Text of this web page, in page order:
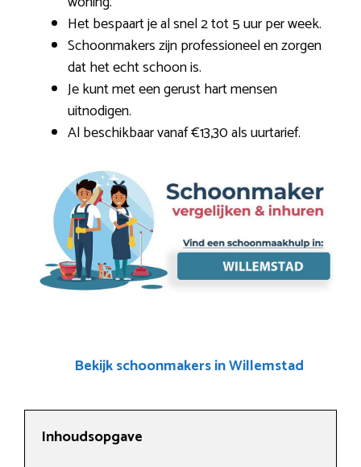
Het bespaart je al snel 2 tot 5 uur per week.
Schoonmakers zijn professioneel en zorgen
dat het echt schoon is.
Je kunt met een gerust hart mensen
uitnodigen.
Al beschikbaar vanaf €13,30 als uurtarief.
Bekijk schoonmakers in Willemstad
Inhoudsopgave